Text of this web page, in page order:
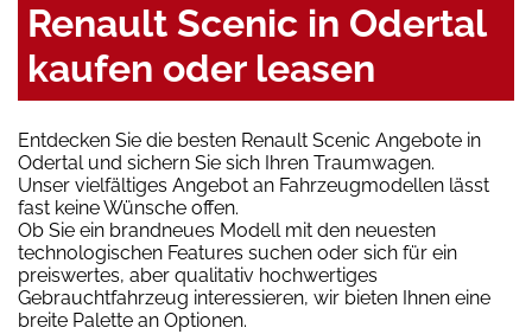
Renault Scenic in Odertal
kaufen oder leasen
Entdecken Sie die besten Renault Scenic Angebote in
Odertal und sichern Sie sich Ihren Traumwagen.
Unser vielfältiges Angebot an Fahrzeugmodellen lässt
fast keine Wünsche offen.
Ob Sie ein brandneues Modell mit den neuesten
technologischen Features suchen oder sich für ein
preiswertes, aber qualitativ hochwertiges
Gebrauchtfahrzeug interessieren, wir bieten Ihnen eine
breite Palette an Optionen.